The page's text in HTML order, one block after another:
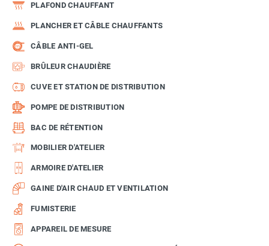
PLAFOND CHAUFFANT
PLANCHER ET CÂBLE CHAUFFANTS
CÂBLE ANTI-GEL
BRÛLEUR CHAUDIÈRE
CUVE ET STATION DE DISTRIBUTION
POMPE DE DISTRIBUTION
BAC DE RÉTENTION
MOBILIER D'ATELIER
ARMOIRE D'ATELIER
GAINE D'AIR CHAUD ET VENTILATION
FUMISTERIE
APPAREIL DE MESURE